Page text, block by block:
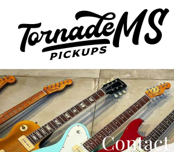
Contact